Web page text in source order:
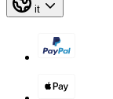
it